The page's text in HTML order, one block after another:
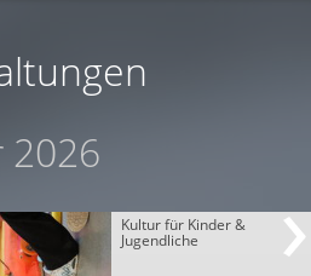
2026
Kultur für Kinder &
Jugendliche